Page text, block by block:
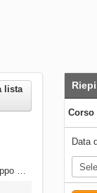
lista
Inglese generale in un piccolo gruppo + lezioni di conversazione di 1 a 1
Corso
Data